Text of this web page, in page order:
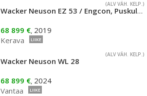
(ALV VÄH. KELP.)
Wacker Neuson EZ 53 / Engcon, Puskulevy, Pienet tunnit!
68 899 €, 2019
Kerava
LIIKE
(ALV VÄH. KELP.)
Wacker Neuson WL 28
68 899 €, 2024
Vantaa
LIIKE